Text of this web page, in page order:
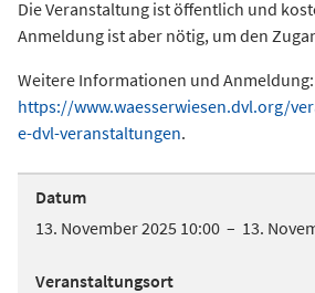
Die Veranstaltung ist öffentlich und
Anmeldung ist aber nötig, um den
Weitere Informationen und Anmeldung:
https://www.waesserwiesen.dvl.org/
e-dvl-veranstaltungen.
Datum
13. November 2025 10:00 – 13.
Veranstaltungsort